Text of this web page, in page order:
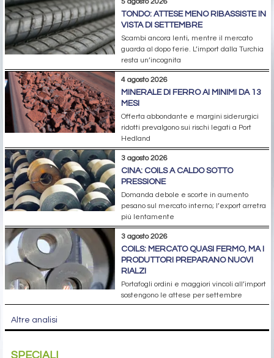
TONDO: ATTESE MENO RIBASSISTE IN
VISTA DI SETTEMBRE
Scambi ancora lenti, mentre il mercato
guarda al dopo ferie. L’import dalla Turchia
resta un’incognita
4 agosto 2026
MINERALE DI FERRO AI MINIMI DA 13
MESI
Offerta abbondante e margini siderurgici
ridotti prevalgono sui rischi legati a Port
Hedland
3 agosto 2026
CINA: COILS A CALDO SOTTO
PRESSIONE
Domanda debole e scorte in aumento
pesano sul mercato interno; l’export arretra
più lentamente
3 agosto 2026
COILS: MERCATO QUASI FERMO, MA I
PRODUTTORI PREPARANO NUOVI
RIALZI
Portafogli ordini e maggiori vincoli all’import
sostengono le attese per settembre
Altre analisi
SPECIALI